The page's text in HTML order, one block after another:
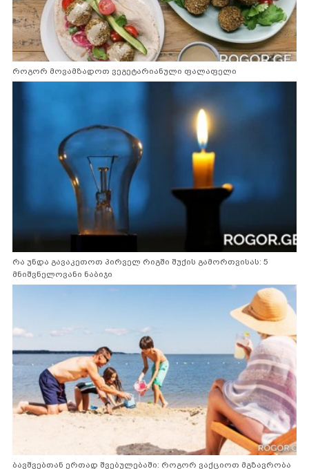
როგორ მოვამზადოთ ვეგეტარიანული ფალაფელი
რა უნდა გავაკეთოთ პირველ რიგში შუქის გამორთვისას: 5
მნიშვნელოვანი ნაბიჯი
ბავშვებთან ერთად შვებულებაში: როგორ ვაქციოთ მგზავრობა